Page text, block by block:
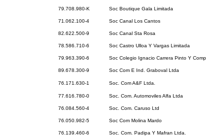
79.708.980-K Soc Boutique Gala Limitada
71.062.100-4 Soc Canal Los Cantos
82.622.500-9 Soc Canal Sta Rosa
78.586.710-6 Soc Castro Ulloa Y Vargas Limitada
79.963.390-6 Soc Colegio Ignacio Carrera Pinto Y Comp
89.678.300-9 Soc Com E Ind. Graboval Ltda
76.171.630-1 Soc. Com A&F Ltda.
77.616.780-0 Soc. Com. Automoviles Alfa Ltda
76.084.560-4 Soc. Com. Caruso Ltd
76.050.982-5 Soc Com Molina Mardo
76.139.460-6 Soc. Com. Padipa Y Mafran Ltda.